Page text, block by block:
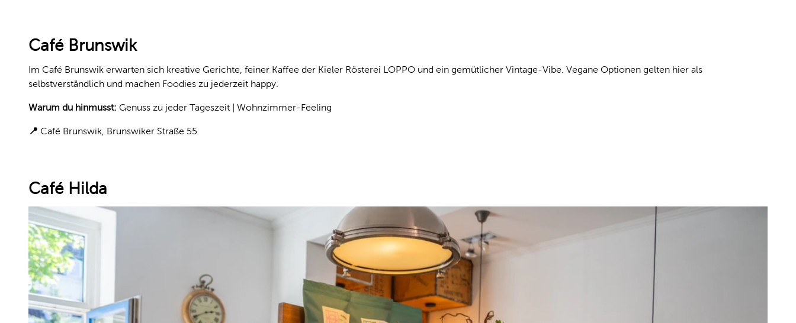
Café Brunswik
Im Café Brunswik erwarten sich kreative Gerichte, feiner Kaffee der Kieler Rösterei LOPPO und ein gemütlicher Vintage-Vibe. Vegane Optionen gelten hier als
selbstverständlich und machen Foodies zu jederzeit happy.
Warum du hinmusst: Genuss zu jeder Tageszeit | Wohnzimmer-Feeling
📍 Café Brunswik, Brunswiker Straße 55
Café Hilda